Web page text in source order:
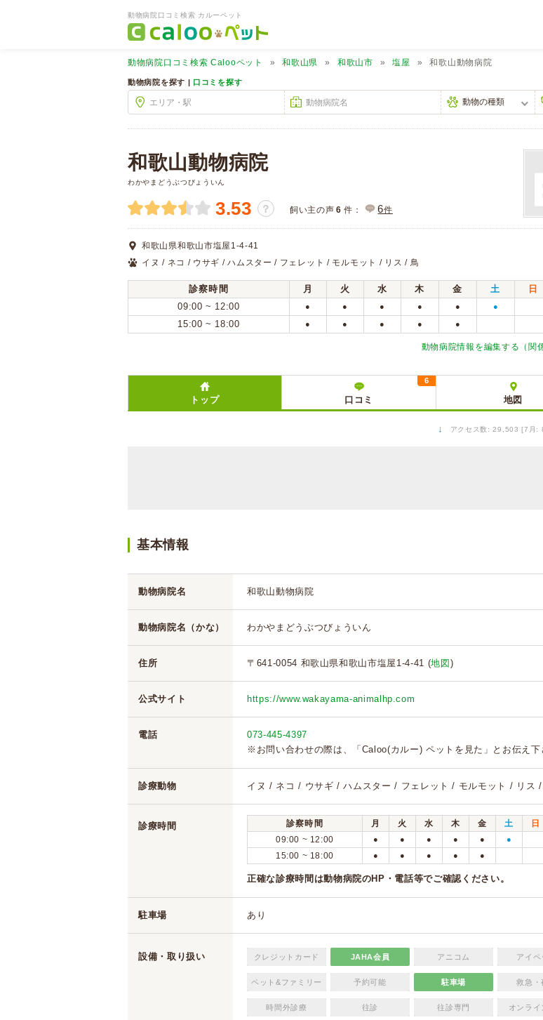
動物病院口コミ検索 カルーペット
動物病院口コミ検索 Calooペット 和歌山県 和歌山市 塩屋 和歌山動物病院
動物病院を探す | 口コミを探す
和歌山動物病院
わかやまどうぶつびょういん
3.53 ？ 飼い主の声 6 件： 6件
和歌山県和歌山市塩屋1-4-41
イヌ / ネコ / ウサギ / ハムスター / フェレット / モルモット / リス / 鳥
診察時間 月 火 水 木 金 土 日
09:00 ~ 12:00
● ● ● ● ● ●
15:00 ~ 18:00 ● ● ● ● ●
動物病院情報を編集する（関
トップ 口コミ
6
地図
↓ アクセス数: 29,503 [7月:
基本情報
動物病院名 和歌山動物病院
動物病院名（かな） わかやまどうぶつびょういん
住所 〒641-0054 和歌山県和歌山市塩屋1-4-41 (地図 )
公式サイト https://www.wakayama-animalhp.com
電話
073-445-4397
※お問い合わせの際は、「Caloo(カルー) ペットを見た」とお伝え下
診療動物 イヌ / ネコ / ウサギ / ハムスター / フェレット / モルモット / リス /
診療時間 診察時間 月 火 水 木 金 土 日
09:00 ~ 12:00
● ● ● ● ● ●
15:00 ~ 18:00 ● ● ● ● ●
正確な診療時間は動物病院のHP・電話等でご確認ください。
駐車場 あり
設備・取り扱い クレジットカード JAHA会員 アニコム アイペ
ペット&ファミリー 予約可能 駐車場 救急・
時間外診療 往診 往診専門 オンライ